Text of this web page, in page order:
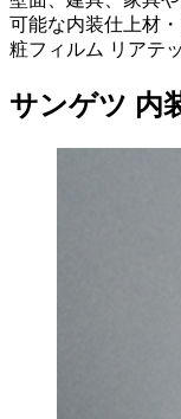
可能な内装仕上材
粧フィルム リアテッ
サンゲツ 内